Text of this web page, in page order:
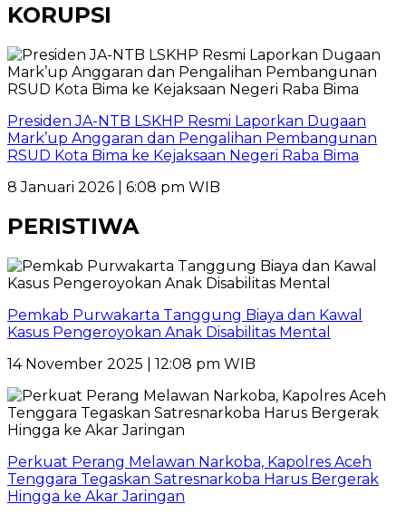
KORUPSI
Presiden JA-NTB LSKHP Resmi Laporkan Dugaan
Mark’up Anggaran dan Pengalihan Pembangunan
RSUD Kota Bima ke Kejaksaan Negeri Raba Bima
8 Januari 2026 | 6:08 pm WIB
PERISTIWA
Pemkab Purwakarta Tanggung Biaya dan Kawal
Kasus Pengeroyokan Anak Disabilitas Mental
14 November 2025 | 12:08 pm WIB
Perkuat Perang Melawan Narkoba, Kapolres Aceh
Tenggara Tegaskan Satresnarkoba Harus Bergerak
Hingga ke Akar Jaringan